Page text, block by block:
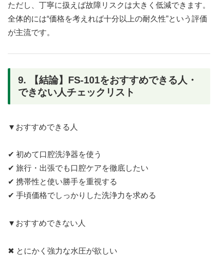
ただし、丁寧に扱えば故障リスクは大きく低減できます。
全体的には“価格を考えれば十分以上の耐久性”という評価
が主流です。
9. 【結論】FS-101をおすすめできる人・
できない人チェックリスト
▼おすすめできる人
✔ 初めて口腔洗浄器を使う
✔ 旅行・出張でも口腔ケアを徹底したい
✔ 携帯性と使い勝手を重視する
✔ 手頃価格でしっかりした洗浄力を求める
▼おすすめできない人
✖ とにかく強力な水圧が欲しい